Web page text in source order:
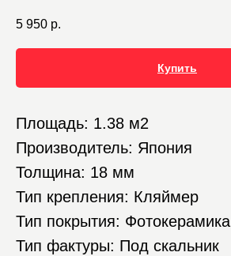
5 950 р.
Купить
Площадь: 1.38 м2
Производитель: Япония
Толщина: 18 мм
Тип крепления: Кляймер
Тип покрытия: Фотокерамика
Тип фактуры: Под скальник